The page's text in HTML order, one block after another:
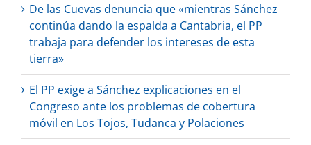
De las Cuevas denuncia que «mientras Sánchez
continúa dando la espalda a Cantabria, el PP
trabaja para defender los intereses de esta
tierra»
El PP exige a Sánchez explicaciones en el
Congreso ante los problemas de cobertura
móvil en Los Tojos, Tudanca y Polaciones